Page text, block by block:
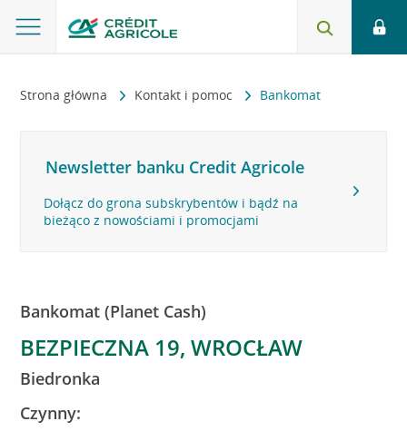
Strona główna Kontakt i pomoc Bankomat
Newsletter banku Credit Agricole
Dołącz do grona subskrybentów i bądź na
bieżąco z nowościami i promocjami
Bankomat (Planet Cash)
BEZPIECZNA 19, WROCŁAW
Biedronka
Czynny: